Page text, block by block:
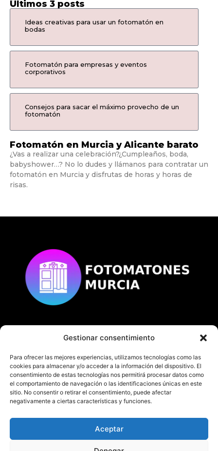
Gestionar consentimiento
Para ofrecer las mejores experiencias, utilizamos tecnologías como las
cookies para almacenar y/o acceder a la información del dispositivo. El
consentimiento de estas tecnologías nos permitirá procesar datos como
el comportamiento de navegación o las identificaciones únicas en este
sitio. No consentir o retirar el consentimiento, puede afectar
negativamente a ciertas características y funciones.
Aceptar
Últimos 3 posts
Ideas creativas para usar un fotomatón en
bodas
Fotomatón para empresas y eventos
corporativos
Consejos para sacar el máximo provecho de un
fotomatón
Fotomatón en Murcia y Alicante barato
¿Vas a realizar una celebración?¿Cumpleaños, boda,
babyshower…? No lo dudes y llámanos para contratar un
fotomatón en Murcia y disfrutas de horas y horas de
risas.
© Copyrightfotomatonesmurcia.es
Todos los derechos reservados.
En fotomatonesmurcia.es te ofrecemos nuestro
servicio de fotomatón en Murcia y Alicante.
¡No dudes en contactarnos!